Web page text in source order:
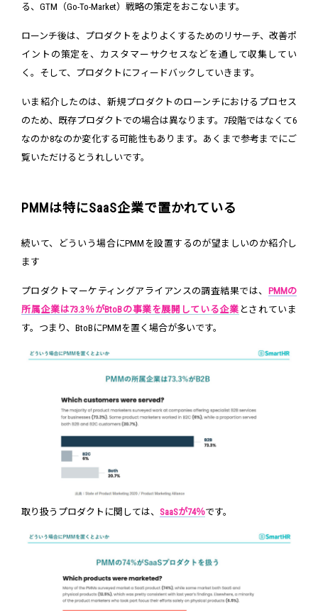
る、GTM（Go-To-Market）戦略の策定をおこないます。
ローンチ後は、プロダクトをよりよくするためのリサーチ、改善ポ
イントの策定を、カスタマーサクセスなどを通して収集してい
く。そして、プロダクトにフィードバックしていきます。
いま紹介したのは、新規プロダクトのローンチにおけるプロセス
のため、既存プロダクトでの場合は異なります。7段階ではなくて6
なのか8なのか変化する可能性もあります。あくまで参考までにご
覧いただけるとうれしいです。
PMMは特にSaaS企業で置かれている
続いて、どういう場合にPMMを設置するのが望ましいのか紹介し
ます
プロダクトマーケティングアライアンスの調査結果では、 PMMの
所属企業は73.3％がBtoBの事業を展開している企業 とされていま
す。つまり、BtoBにPMMを置く場合が多いです。
取り扱うプロダクトに関しては、 SaaSが74％です。